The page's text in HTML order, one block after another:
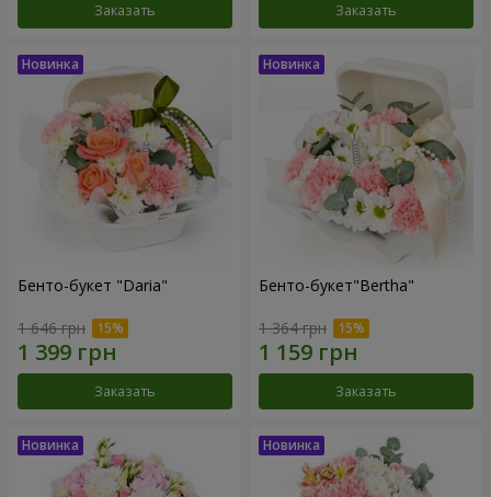
Заказать Заказать
Бенто-букет "Daria"
1 646 грн
Заказать
Бенто-букет"Bertha"
1 364 грн
Заказать